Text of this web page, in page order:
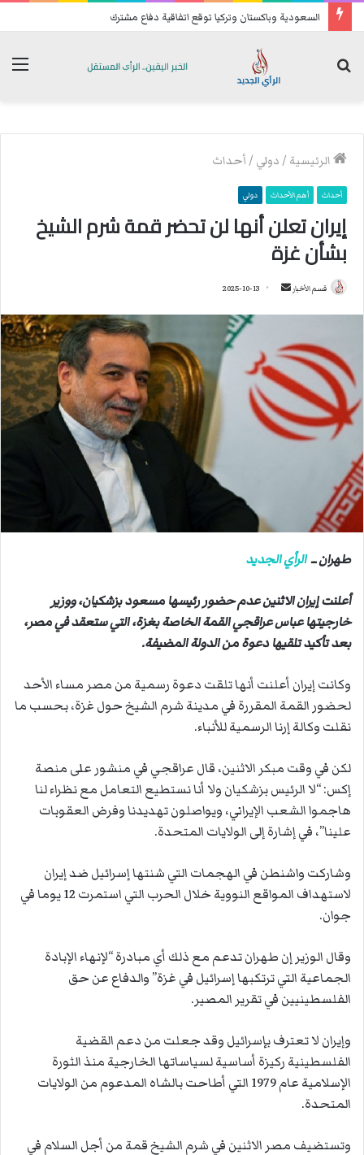
السعودية وباكستان وتركيا توقع اتفاقية دفاع مشترك
الرئيسية /دولي /أحداث
أحداث أهم الأحداث دولي
إيران تعلن أنها لن تحضر قمة شرم الشيخ
بشأن غزة
قسم الأخبار
ل
ر
ي
د
و
ي
2025-10-13
طهران ــالرأي الجديد
أعلنت إيران الاثنين عدم حضور رئيسها مسعود بزشكيان، ووزير
خارجيتها عباس عراقجي القمة الخاصة بغزة، التي ستعقد في مصر،
بعد تأكيد تلقيها دعوة من الدولة المضيفة.
وكانت إيران أعلنت أنها تلقت دعوة رسمية من مصر مساء الأحد
لحضور القمة المقررة في مدينة شرم الشيخ حول غزة، بحسب ما
نقلت وكالة إرنا الرسمية للأنباء.
لكن في وقت مبكر الاثنين، قال عراقجي في منشور على منصة
إكس: “لا الرئيس بزشكيان ولا أنا نستطيع التعامل مع نظراء لنا
هاجموا الشعب الإيراني، ويواصلون تهديدنا وفرض العقوبات
علينا”، في إشارة إلى الولايات المتحدة.
وشاركت واشنطن في الهجمات التي شنتها إسرائيل ضد إيران
لاستهداف المواقع النووية خلال الحرب التي استمرت 12 يوما في
جوان.
وقال الوزير إن طهران تدعم مع ذلك أي مبادرة “لإنهاء الإبادة
الجماعية التي ترتكبها إسرائيل في غزة” والدفاع عن حق
الفلسطينيين في تقرير المصير.
وإيران لا تعترف بإسرائيل وقد جعلت من دعم القضية
الفلسطينية ركيزة أساسية لسياساتها الخارجية منذ الثورة
الإسلامية عام 1979 التي أطاحت بالشاه المدعوم من الولايات
المتحدة.
وتستضيف مصر الاثنين في شرم الشيخ قمة من أجل السلام في